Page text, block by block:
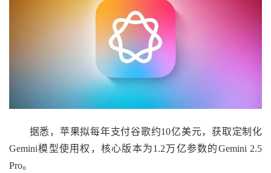
据悉，苹果拟每年支付谷歌约10亿美元，获取定制化
Gemini模型使用权，核心版本为1.2万亿参数的Gemini 2.5
Pro。